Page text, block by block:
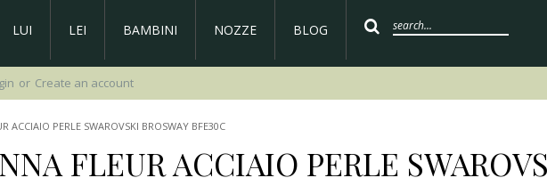
LUI LEI BAMBINI NOZZE BLOG
or Create an account
ACCIAIO PERLE SWAROVSKI BROSWAY BFE30C
FLEUR ACCIAIO PERLE